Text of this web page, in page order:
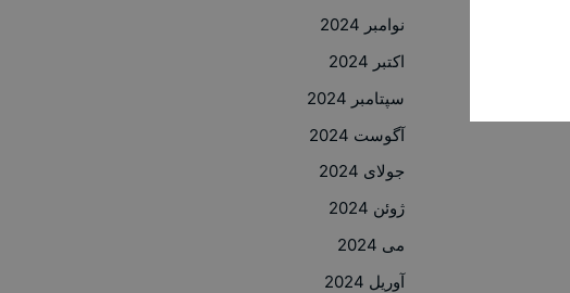
نوامبر 2024
اکتبر 2024
سپتامبر 2024
آگوست 2024
جولای 2024
ژوئن 2024
می 2024
آوریل 2024